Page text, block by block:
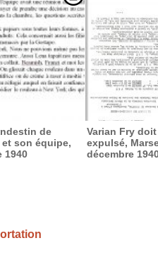
de
et son équipe,
1940
Varian Fry
expulsé,
décembre